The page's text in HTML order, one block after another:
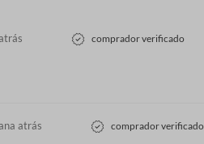
comprador verificado
atrás comprador verificado